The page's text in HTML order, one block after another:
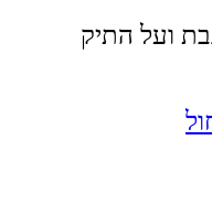
ועל התיק